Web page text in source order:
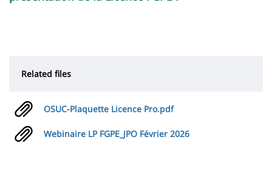
Related files
OSUC-Plaquette Licence Pro.pdf
Webinaire LP FGPE_JPO Février 2026